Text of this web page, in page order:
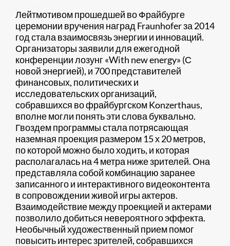
Лейтмотивом прошедшей во Фрайбурге
церемонии вручения наград Fraunhofer за 2014
год стала взаимосвязь энергии и инноваций.
Организаторы заявили для ежегодной
конференции лозунг «With new energy» (С
новой энергией), и 700 представителей
финансовых, политических и
исследовательских организаций,
собравшихся во фрайбургском Konzerthaus,
вполне могли понять эти слова буквально.
Гвоздем программы стала потрясающая
наземная проекция размером 15 х 20 метров,
по которой можно было ходить, и которая
располагалась на 4 метра ниже зрителей. Она
представляла собой комбинацию заранее
записанного и интерактивного видеоконтента
в сопровождении живой игры актеров.
Взаимодействие между проекцией и актерами
позволило добиться невероятного эффекта.
Необычный художественный прием помог
повысить интерес зрителей, собравшихся